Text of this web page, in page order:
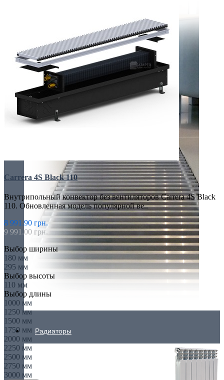
Радиаторы
Carrera 4S Black 110
Внутрипольный конвектор без вентиляторов Carrera 4S Black
110. Обновленная модель популярной ве..
8 991.90 грн.
9 991.00 грн.
Выбор ширины
180 мм
295 мм
Выбор высоты
110 мм
Выбор длины
1000 мм
1250 мм
1500 мм
1750 мм
2000 мм
2250 мм
2500 мм
2750 мм
3000 мм